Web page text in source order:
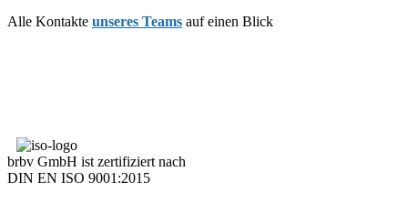
Alle Kontakte unseres Teams auf einen Blick
brbv GmbH ist zertifiziert nach
DIN EN ISO 9001:2015